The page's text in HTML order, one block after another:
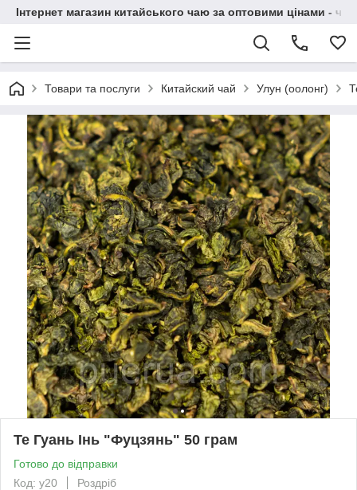
Інтернет магазин китайського чаю за оптовими цінами -
Товари та послуги Китайский чай Улун (оолонг)
Те Гуань Інь "Фуцзянь" 50 грам
Готово до відправки
Код: y20
Роздріб